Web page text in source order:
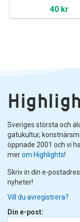
40 kr
Sveriges största och
gatukultur,
öppnade 2001 och vi
merom Highlights!
Skriv in din e-
nyheter!
Vill du avregistrera?
Din e-post: